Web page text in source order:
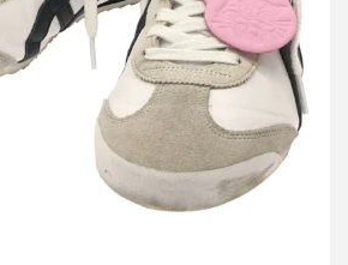
買取金額9,600円
詳しく見る